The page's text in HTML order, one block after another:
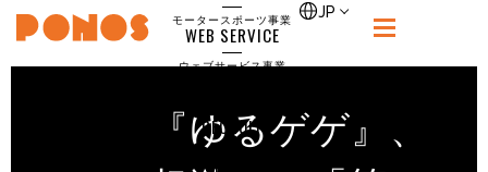
PONOS
モータースポーツ事業
WEB SERVICE
ウェブサービス事業
RECRUIT
JP
『ゆるゲゲ』、